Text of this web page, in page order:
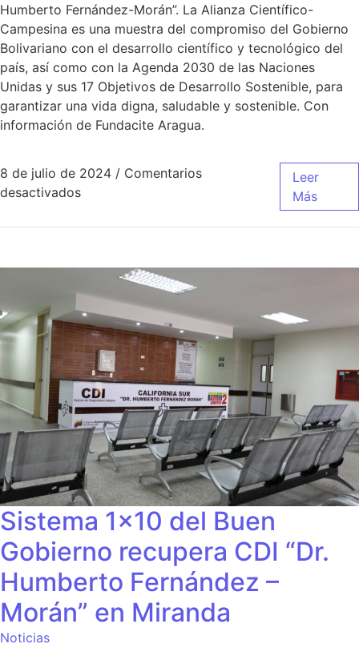
Humberto Fernández-Morán”. La Alianza Científico-
Campesina es una muestra del compromiso del Gobierno
Bolivariano con el desarrollo científico y tecnológico del
país, así como con la Agenda 2030 de las Naciones
Unidas y sus 17 Objetivos de Desarrollo Sostenible, para
garantizar una vida digna, saludable y sostenible. Con
información de Fundacite Aragua.
8 de julio de 2024 / Comentarios
desactivados
Leer
Más
Sistema 1×10 del Buen
Gobierno recupera CDI “Dr.
Humberto Fernández –
Morán” en Miranda
Noticias